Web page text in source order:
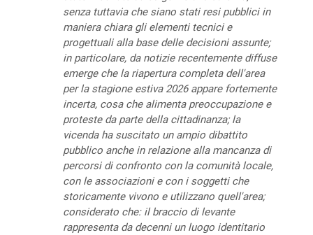
senza tuttavia che siano stati resi pubblici in
maniera chiara gli elementi tecnici e
progettuali alla base delle decisioni assunte;
in particolare, da notizie recentemente diffuse
emerge che la riapertura completa dell'area
per la stagione estiva 2026 appare fortemente
incerta, cosa che alimenta preoccupazione e
proteste da parte della cittadinanza; la
vicenda ha suscitato un ampio dibattito
pubblico anche in relazione alla mancanza di
percorsi di confronto con la comunità locale,
con le associazioni e con i soggetti che
storicamente vivono e utilizzano quell'area;
considerato che: il braccio di levante
rappresenta da decenni un luogo identitario